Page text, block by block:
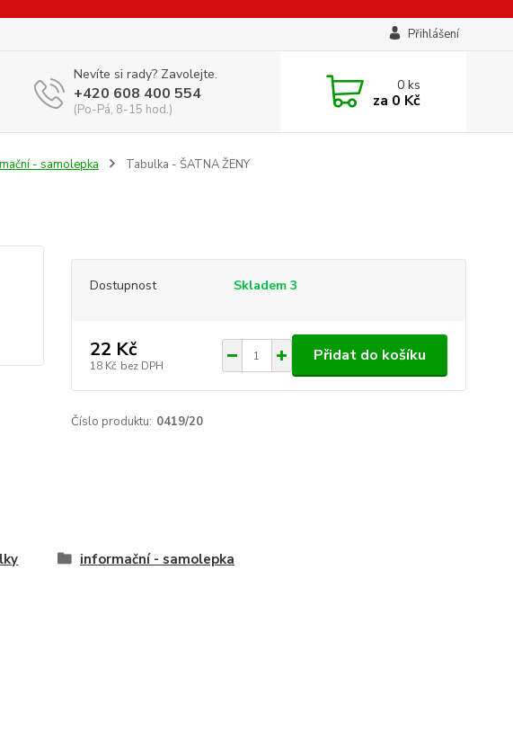
Přihlášení
Nevíte si rady? Zavolejte.
+420 608 400 554
(Po-Pá, 8-15 hod.)
0ks
za 0 Kč
- samolepka Tabulka - ŠATNA ŽENY
Dostupnost Skladem 3
22 Kč
18 Kč bez DPH
Přidat do košíku
Číslo produktu: 0419/20
informační - samolepka